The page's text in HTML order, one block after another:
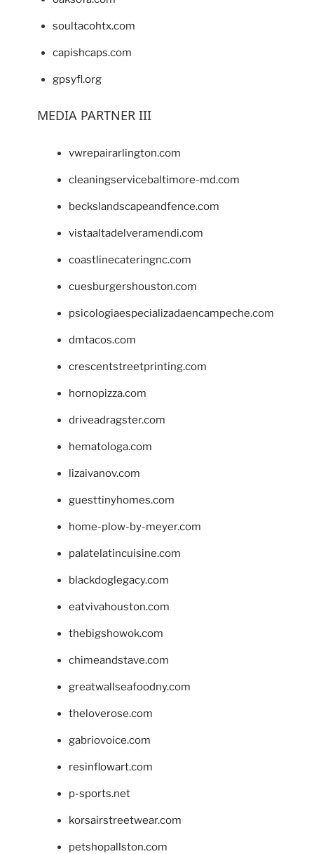
soultacohtx.com
capishcaps.com
gpsyfl.org
MEDIA PARTNER III
vwrepairarlington.com
cleaningservicebaltimore-md.com
beckslandscapeandfence.com
vistaaltadelveramendi.com
coastlinecateringnc.com
cuesburgershouston.com
psicologiaespecializadaencampeche.com
dmtacos.com
crescentstreetprinting.com
hornopizza.com
driveadragster.com
hematologa.com
lizaivanov.com
guesttinyhomes.com
home-plow-by-meyer.com
palatelatincuisine.com
blackdoglegacy.com
eatvivahouston.com
thebigshowok.com
chimeandstave.com
greatwallseafoodny.com
theloverose.com
gabriovoice.com
resinflowart.com
p-sports.net
korsairstreetwear.com
petshopallston.com